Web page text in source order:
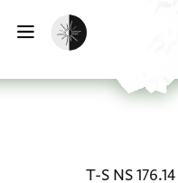
تفعيل الوضع المظلم
T-S NS 176.14